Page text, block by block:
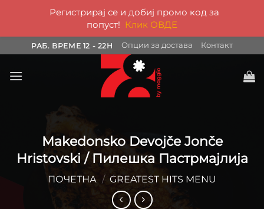
to
content
РАБ. ВРЕМЕ 12 - 22H Опции за достава Контакт
Makedonsko Devojče Jonče
Hristovski / Пилешка Пастрмајлија
ПОЧЕТНА / GREATEST HITS MENU
Регистрирај се и добиј промо код за
попуст! Клик ОВДЕ